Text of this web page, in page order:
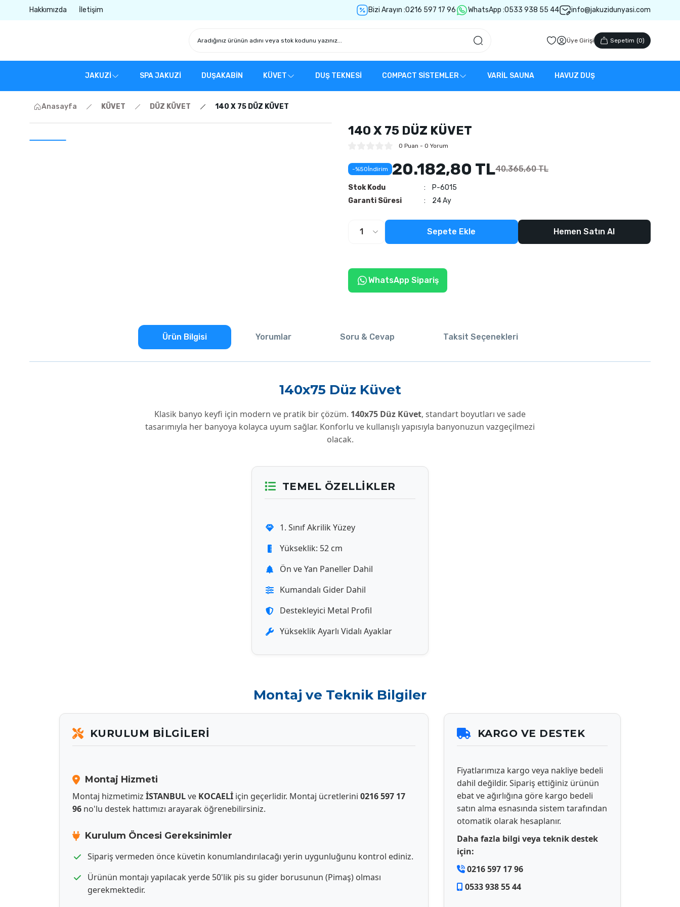
Hakkımızda İletişim Bizi Arayın :0216 597 17 96 WhatsApp :0533 938 55 44 info@jakuzidunyasi.com
Üye Girişi Sepetim (0)
JAKUZİ SPA JAKUZİ DUŞAKABİN KÜVET DUŞ TEKNESİ COMPACT SİSTEMLER VARİL SAUNA HAVUZ DUŞ
Anasayfa KÜVET DÜZ KÜVET 140 X 75 DÜZ KÜVET
140 X 75 DÜZ KÜVET
0 Puan - 0 Yorum
-%50İndirim 20.182,80 TL40.365,60 TL
Stok Kodu
P-6015
Garanti Süresi
24 Ay
Sepete Ekle Hemen Satın Al
WhatsApp Sipariş
Ürün Bilgisi Yorumlar Soru & Cevap Taksit Seçenekleri
140x75 Düz Küvet
Klasik banyo keyfi için modern ve pratik bir çözüm. 140x75 Düz Küvet, standart boyutları ve sade
tasarımıyla her banyoya kolayca uyum sağlar. Konforlu ve kullanışlı yapısıyla banyonuzun vazgeçilmezi
olacak.
TEMEL ÖZELLIKLER
1. Sınıf Akrilik Yüzey
Yükseklik: 52 cm
Ön ve Yan Paneller Dahil
Kumandalı Gider Dahil
Destekleyici Metal Profil
Yükseklik Ayarlı Vidalı Ayaklar
Montaj ve Teknik Bilgiler
KURULUM BILGILERI
Montaj Hizmeti
Montaj hizmetimiz İSTANBULve KOCAELİ için geçerlidir. Montaj ücretlerini 0216 597 17
96 no'lu destek hattımızı arayarak öğrenebilirsiniz.
Kurulum Öncesi Gereksinimler
Sipariş vermeden önce küvetin konumlandırılacağı yerin uygunluğunu kontrol ediniz.
Ürünün montajı yapılacak yerde 50'lik pis su gider borusunun (Pimaş) olması
gerekmektedir.
KARGO VE DESTEK
Fiyatlarımıza kargo veya nakliye bedeli
dahil değildir. Sipariş ettiğiniz ürünün
ebat ve ağırlığına göre kargo bedeli
satın alma esnasında sistem tarafından
otomatik olarak hesaplanır.
Daha fazla bilgi veya teknik destek
için:
0216 597 17 96
0533 938 55 44